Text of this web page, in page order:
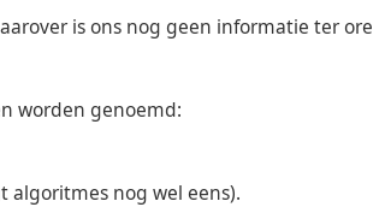
is ons nog geen informatie ter ore
worden genoemd:
algoritmes nog wel eens).